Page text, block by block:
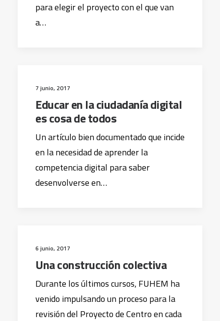
para elegir el proyecto con el que van
a…
7 junio, 2017
Educar en la ciudadanía digital
es cosa de todos
Un artículo bien documentado que incide
en la necesidad de aprender la
competencia digital para saber
desenvolverse en…
6 junio, 2017
Una construcción colectiva
Durante los últimos cursos, FUHEM ha
venido impulsando un proceso para la
revisión del Proyecto de Centro en cada